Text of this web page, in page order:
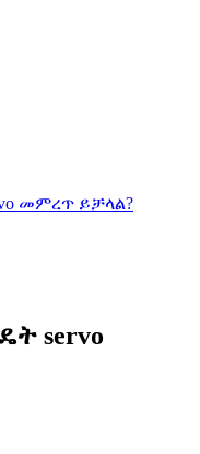
መምረጥ ይቻላል?
servo